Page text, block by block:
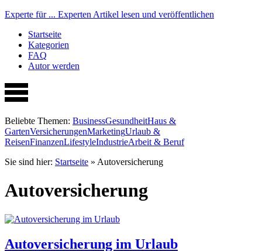
Experte für ... Experten Artikel lesen und veröffentlichen
Startseite
Kategorien
FAQ
Autor werden
Beliebte Themen: BusinessGesundheitHaus &
GartenVersicherungenMarketingUrlaub &
ReisenFinanzenLifestyleIndustrieArbeit & Beruf
Sie sind hier: Startseite » Autoversicherung
Autoversicherung
Autoversicherung im Urlaub